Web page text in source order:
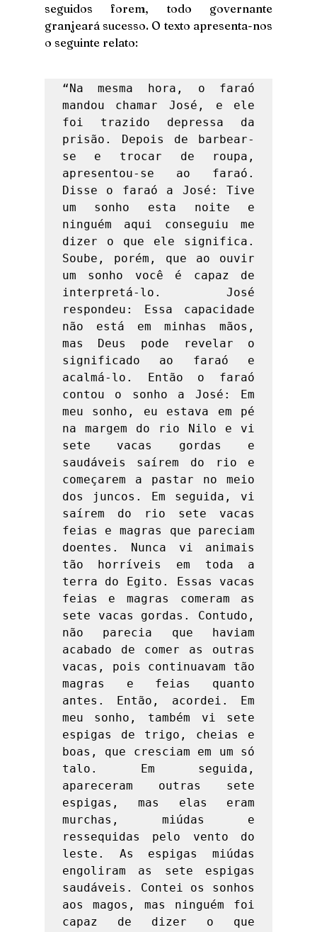
seguidos forem, todo governante
granjeará sucesso. O texto apresenta-nos
o seguinte relato:
“Na mesma hora, o faraó
mandou chamar José, e ele
foi trazido depressa da
prisão. Depois de barbear-
se e trocar de roupa,
apresentou-se ao faraó.
Disse o faraó a José: Tive
um sonho esta noite e
ninguém aqui conseguiu me
dizer o que ele significa.
Soube, porém, que ao ouvir
um sonho você é capaz de
interpretá-lo. José
respondeu: Essa capacidade
não está em minhas mãos,
mas Deus pode revelar o
significado ao faraó e
acalmá-lo. Então o faraó
contou o sonho a José: Em
meu sonho, eu estava em pé
na margem do rio Nilo e vi
sete vacas gordas e
saudáveis saírem do rio e
começarem a pastar no meio
dos juncos. Em seguida, vi
saírem do rio sete vacas
feias e magras que pareciam
doentes. Nunca vi animais
tão horríveis em toda a
terra do Egito. Essas vacas
feias e magras comeram as
sete vacas gordas. Contudo,
não parecia que haviam
acabado de comer as outras
vacas, pois continuavam tão
magras e feias quanto
antes. Então, acordei. Em
meu sonho, também vi sete
espigas de trigo, cheias e
boas, que cresciam em um só
talo. Em seguida,
apareceram outras sete
espigas, mas elas eram
murchas, miúdas e
ressequidas pelo vento do
leste. As espigas miúdas
engoliram as sete espigas
saudáveis. Contei os sonhos
aos magos, mas ninguém foi
capaz de dizer o que